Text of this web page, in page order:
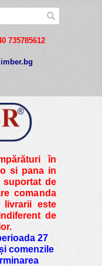
735785612
în
si pana in
de
comanda
livrarii este
de
27
comenzile